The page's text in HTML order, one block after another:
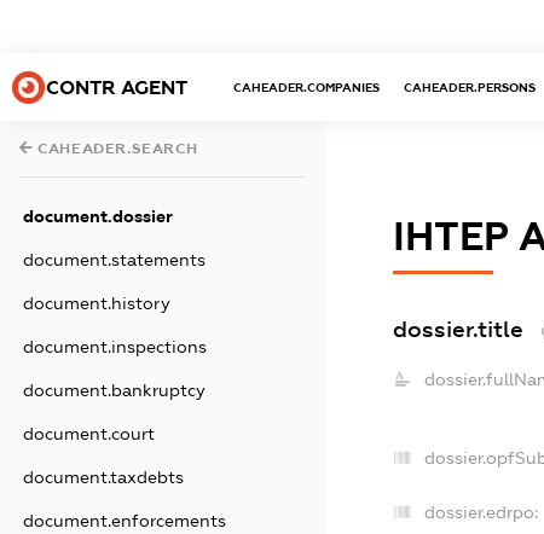
CONTR AGENT CAHEADER.COMPANIES CAHEADER.PERSONS
CAHEADER.SEARCH
document.dossier
document.statements
document.history
document.inspections
document.bankruptcy
document.court
document.taxdebts
document.enforcements
ІНТЕР
dossier.title
dossier.edrpo: